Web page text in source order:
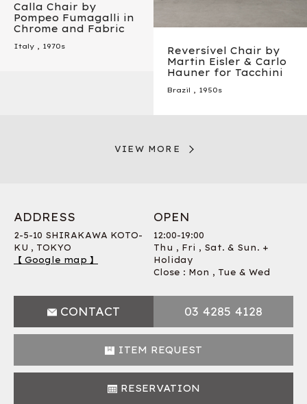
Calla Chair by
Pompeo Fumagalli in
Chrome and Fabric
Italy , 1970s
Reversível Chair by
Martin Eisler & Carlo
Hauner for Tacchini
Brazil , 1950s
VIEW MORE
ADDRESS
2-5-10 SHIRAKAWA KOTO-
KU , TOKYO
【 Google map 】
OPEN
12:00-19:00
Thu , Fri , Sat. & Sun. +
Holiday
Close : Mon , Tue & Wed
CONTACT 03 4285 4128
ITEM REQUEST
RESERVATION